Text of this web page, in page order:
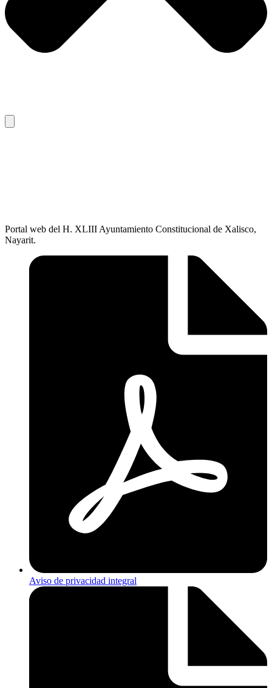
Portal web del H. XLIII Ayuntamiento Constitucional de Xalisco,
Nayarit.
Aviso de privacidad integral